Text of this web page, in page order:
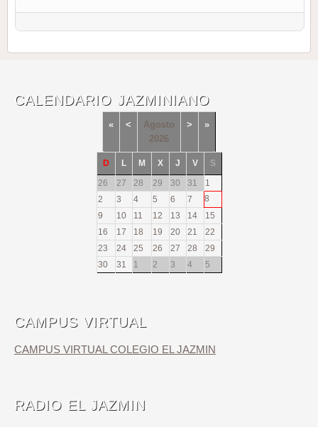
CALENDARIO JAZMINIANO
« <
Agosto
2026
> »
D L M X J V
S
26
27 28 29 30 31
1
2
3 4 5 6 7
8
9
10 11 12 13 14
15
16
17 18 19 20 21
22
23
24 25 26 27 28
29
30
31 1 2 3 4 5
CAMPUS VIRTUAL
CAMPUS VIRTUAL COLEGIO EL JAZMIN
RADIO EL JAZMIN